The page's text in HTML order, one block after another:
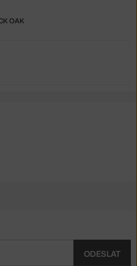
OAK
ODESLAT